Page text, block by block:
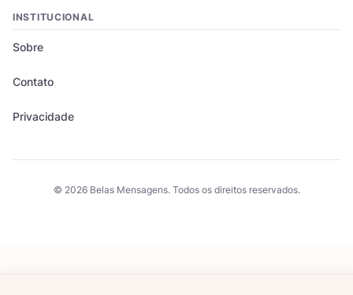
INSTITUCIONAL
Sobre
Contato
Privacidade
© 2026 Belas Mensagens. Todos os direitos reservados.